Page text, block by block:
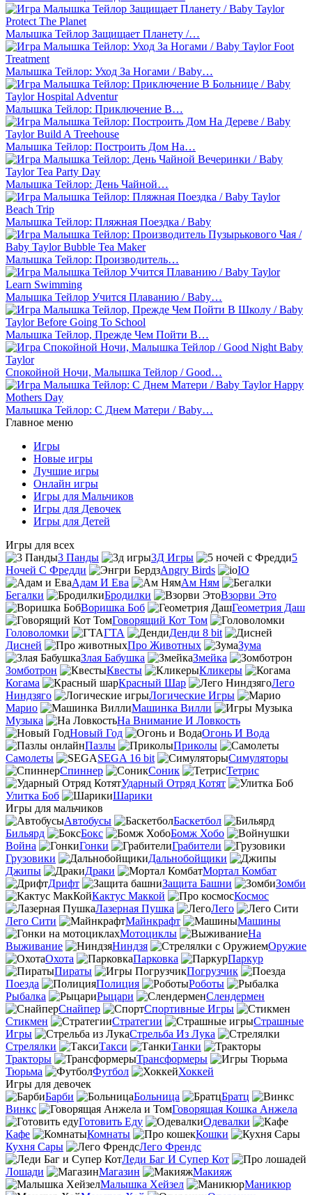
Малышка Тейлор Защищает Планету /…
Малышка Тейлор: Уход За Ногами / Baby…
Малышка Тейлор: Приключение В…
Малышка Тейлор: Построить Дом На…
Малышка Тейлор: День Чайной…
Малышка Тейлор: Пляжная Поездка / Baby
Малышка Тейлор: Производитель…
Малышка Тейлор Учится Плаванию / Baby…
Малышка Тейлор, Прежде Чем Пойти В…
Спокойной Ночи, Малышка Тейлор / Good…
Малышка Тейлор: С Днем Матери / Baby…
Главное меню
Игры
Новые игры
Лучшие игры
Онлайн игры
Игры для Мальчиков
Игры для Девочек
Игры для Детей
Игры для всех
3 Панды
3Д Игры
5
Ночей С Фредди
Angry Birds
IO
Адам И Ева
Ам Ням
Бегалки
Бродилки
Взорви Это
Воришка Боб
Геометрия Даш
Говорящий Кот Том
Головоломки
ГТА
Денди 8 bit
Дисней
Про Животных
Зума
Злая Бабушка
Змейка
Зомботрон
Квесты
Кликеры
Когама
Красный Шар
Лего
Ниндзяго
Логические Игры
Марио
Машинка Вилли
Музыка
На Внимание И Ловкость
Новый Год
Огонь И Вода
Пазлы
Приколы
Самолеты
SEGA 16 bit
Симуляторы
Спиннер
Соник
Тетрис
Ударный Отряд Котят
Улитка Боб
Шарики
Игры для мальчиков
Автобусы
Баскетбол
Бильярд
Бокс
Бомж Хобо
Война
Гонки
Грабители
Грузовики
Дальнобойщики
Джипы
Драки
Мортал Комбат
Дрифт
Защита Башни
Зомби
Кактус Маккой
Космос
Лазерная Пушка
Лего
Лего Сити
Майнкрафт
Машины
Мотоциклы
На
Выживание
Ниндзя
Оружие
Охота
Парковка
Паркур
Пираты
Погрузчик
Поезда
Полиция
Роботы
Рыбалка
Рыцари
Слендермен
Снайпер
Спортивные Игры
Стикмен
Стратегии
Страшные
Игры
Стрельба Из Лука
Стрелялки
Такси
Танки
Тракторы
Трансформеры
Тюрьма
Футбол
Хоккей
Игры для девочек
Барби
Больница
Братц
Винкс
Говорящая Кошка Анжела
Готовить Еду
Одевалки
Кафе
Комнаты
Кошки
Кухня Сары
Лего Френдс
Леди Баг И Супер Кот
Лошади
Магазин
Макияж
Малышка Хейзел
Маникюр